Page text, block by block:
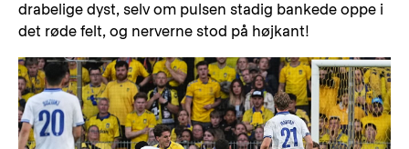
drabelige dyst, selv om pulsen stadig bankede oppe i
det røde felt, og nerverne stod på højkant!